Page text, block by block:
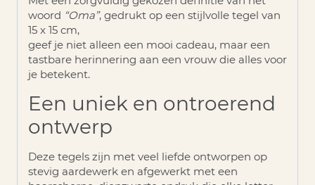
woord “Oma”, gedrukt op een stijlvolle tegel van
15 x 15 cm,
geef je niet alleen een mooi cadeau, maar een
tastbare herinnering aan een vrouw die alles voor
je betekent.
Een uniek en ontroerend
ontwerp
Deze tegels zijn met veel liefde ontworpen op
stevig aardewerk en afgewerkt met een